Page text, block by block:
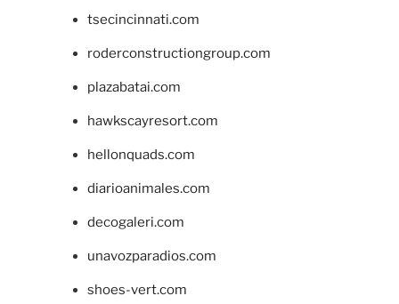
tsecincinnati.com
roderconstructiongroup.com
plazabatai.com
hawkscayresort.com
hellonquads.com
diarioanimales.com
decogaleri.com
unavozparadios.com
shoes-vert.com